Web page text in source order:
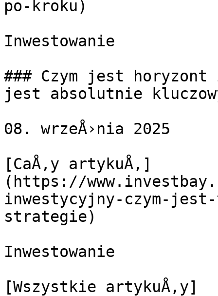
po-kroku)
Inwestowanie
### Czym jest
jest absolutnie
08. wrzeÅ›nia 2025
[CaÅ‚y artykuÅ‚]
(https://
inwestycyjny-czym-jest-
strategie)
Inwestowanie
[Wszystkie artykuÅ‚y]